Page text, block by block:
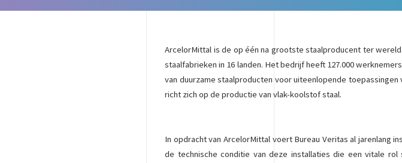
ArcelorMittal is de op één na grootste staalproducent ter
staalfabrieken in 16 landen. Het bedrijf heeft 127.000
van duurzame staalproducten voor uiteenlopende
richt zich op de productie van vlak-koolstof staal.
In opdracht van ArcelorMittal voert Bureau Veritas al jarenlang
de technische conditie van deze installaties die een vitale